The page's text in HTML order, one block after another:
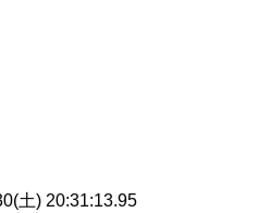
土) 20:31:13.95